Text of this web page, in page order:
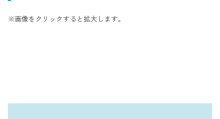
※画像をクリックすると拡大します。